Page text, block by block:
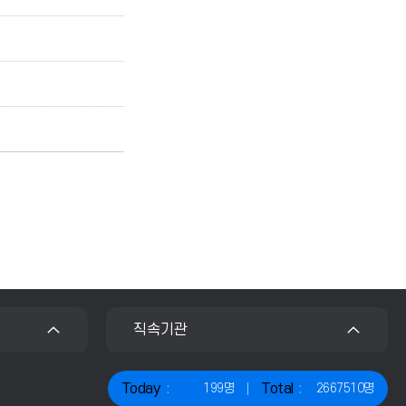
직속기관
Today 199명 Total 2667510명